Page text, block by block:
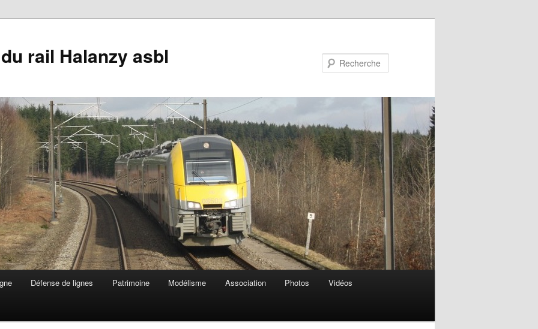
rail Halanzy asbl
Défense de lignes Patrimoine Modélisme Association Photos Vidéos